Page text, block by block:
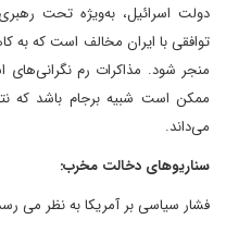
دولت اسرائیل، به‌ویژه تحت رهبری
توافقی با ایران مخالف است که به
منجر شود. مذاکرات رم نگرانی‌های
ممکن است شبیه برجام باشد که
می‌داند.
سناریوهای دخالت مخرب:
فشار سیاسی بر آمریکا به نظر می